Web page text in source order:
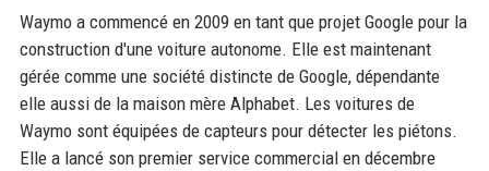
Waymo a commencé en 2009 en tant que projet Google pour la
construction d'une voiture autonome. Elle est maintenant
gérée comme une société distincte de Google, dépendante
elle aussi de la maison mère Alphabet. Les voitures de
Waymo sont équipées de capteurs pour détecter les piétons.
Elle a lancé son premier service commercial en décembre